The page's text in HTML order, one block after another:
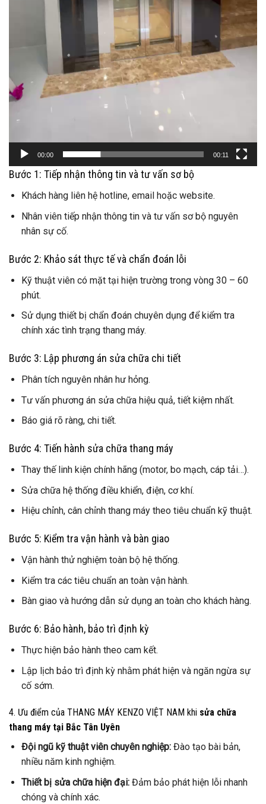
00:00 00:11
Bước 1: Tiếp nhận thông tin và tư vấn sơ bộ
Khách hàng liên hệ hotline, email hoặc website.
Nhân viên tiếp nhận thông tin và tư vấn sơ bộ nguyên
nhân sự cố.
Bước 2: Khảo sát thực tế và chẩn đoán lỗi
Kỹ thuật viên có mặt tại hiện trường trong vòng 30 – 60
phút.
Sử dụng thiết bị chẩn đoán chuyên dụng để kiểm tra
chính xác tình trạng thang máy.
Bước 3: Lập phương án sửa chữa chi tiết
Phân tích nguyên nhân hư hỏng.
Tư vấn phương án sửa chữa hiệu quả, tiết kiệm nhất.
Báo giá rõ ràng, chi tiết.
Bước 4: Tiến hành sửa chữa thang máy
Thay thế linh kiện chính hãng (motor, bo mạch, cáp tải…).
Sửa chữa hệ thống điều khiển, điện, cơ khí.
Hiệu chỉnh, cân chỉnh thang máy theo tiêu chuẩn kỹ thuật.
Bước 5: Kiểm tra vận hành và bàn giao
Vận hành thử nghiệm toàn bộ hệ thống.
Kiểm tra các tiêu chuẩn an toàn vận hành.
Bàn giao và hướng dẫn sử dụng an toàn cho khách hàng.
Bước 6: Bảo hành, bảo trì định kỳ
Thực hiện bảo hành theo cam kết.
Lập lịch bảo trì định kỳ nhằm phát hiện và ngăn ngừa sự
cố sớm.
4. Ưu điểm của THANG MÁY KENZO VIỆT NAM khi sửa chữa
thang máy tại Bắc Tân Uyên
Đội ngũ kỹ thuật viên chuyên nghiệp:Đào tạo bài bản,
nhiều năm kinh nghiệm.
Thiết bị sửa chữa hiện đại:Đảm bảo phát hiện lỗi nhanh
chóng và chính xác.